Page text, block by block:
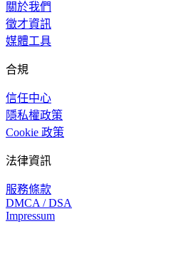
關於我們
徵才資訊
媒體工具
合規
信任中心
隱私權政策
Cookie 政策
法律資訊
服務條款
DMCA / DSA
Impressum